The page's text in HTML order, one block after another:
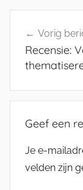
navigatie
Vorig
Recensie:
Geef een
Je e-
velden zijn